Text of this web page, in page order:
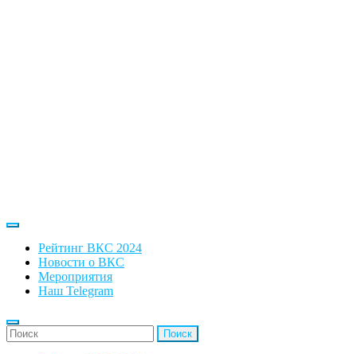
Рейтинг ВКС 2024
Новости о ВКС
Мероприятия
Наш Telegram
'Найти: